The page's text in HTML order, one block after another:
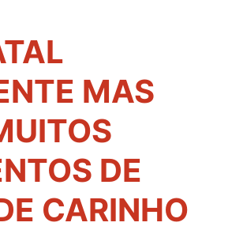
MAS
DE
CARINHO